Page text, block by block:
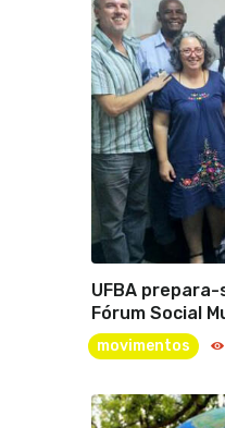
UFBA
Fórum Social
movimentos